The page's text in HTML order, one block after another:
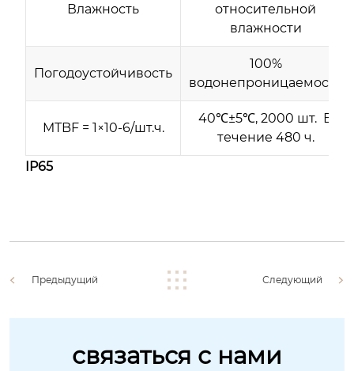
Влажность
относительной
влажности
Погодоустойчивость
100%
водонепроницаемость
MTBF = 1×10-6/шт.ч.
40℃±5℃, 2000 шт. В
течение 480 ч.
IP65
Предыдущий Следующий
связаться с нами